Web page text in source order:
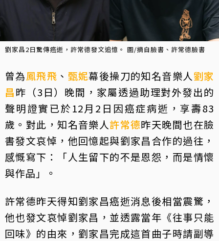
劉家昌2日驚傳癌逝，許常德發文追憶。 圖/摘自臉書、許常德臉書
曾為鳳飛飛 、 甄妮幕後操刀的知名音樂人劉家
昌昨（3日）晚間，家屬透過助理對外發出的
聲明證實已於12月2日因癌症病逝，享壽83
歲。對此，知名音樂人許常德昨天晚間也在臉
書發文哀悼，他回憶起與劉家昌合作的過往，
感慨寫下：「人生留下的不是恩怨，而是情懷
與作品」。
許常德昨天得知劉家昌癌逝消息後相當震驚，
他也發文哀悼劉家昌，並透露當年《往事只能
回味》的由來，劉家昌完成這首曲子時請副導